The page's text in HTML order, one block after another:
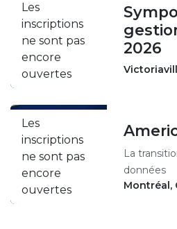
OCT.
21
Les
inscriptions
ne sont pas
encore
ouvertes
2026
10
Les
inscriptions
ne sont pas
encore
ouvertes
La
données
Montréal ,